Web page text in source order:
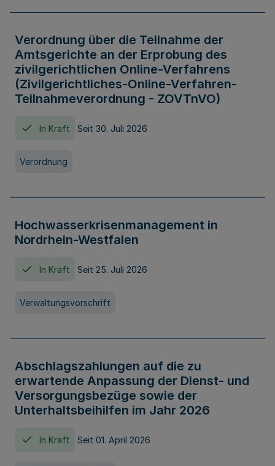
Verordnung über die Teilnahme der
Amtsgerichte an der Erprobung des
zivilgerichtlichen Online-Verfahrens
(Zivilgerichtliches-Online-Verfahren-
Teilnahmeverordnung - ZOVTnVO)
In Kraft Seit 30. Juli 2026
Verordnung
Hochwasserkrisenmanagement in
Nordrhein-Westfalen
In Kraft Seit 25. Juli 2026
Verwaltungsvorschrift
Abschlagszahlungen auf die zu
erwartende Anpassung der Dienst- und
Versorgungsbezüge sowie der
Unterhaltsbeihilfen im Jahr 2026
In Kraft Seit 01. April 2026